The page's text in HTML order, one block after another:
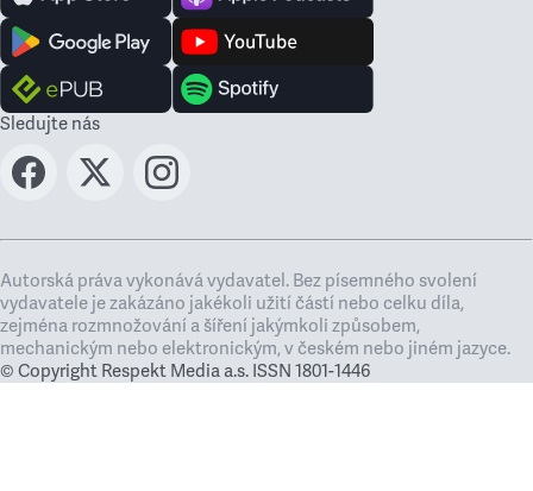
Sledujte nás
Autorská práva vykonává vydavatel. Bez písemného svolení
vydavatele je zakázáno jakékoli užití částí nebo celku díla,
zejména rozmnožování a šíření jakýmkoli způsobem,
mechanickým nebo elektronickým, v českém nebo jiném jazyce.
© Copyright Respekt Media a.s. ISSN 1801-1446